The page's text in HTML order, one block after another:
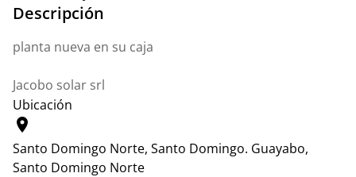
Descripción
planta nueva en su caja
Jacobo solar srl
Ubicación
location_on
Santo Domingo Norte, Santo Domingo. Guayabo,
Santo Domingo Norte